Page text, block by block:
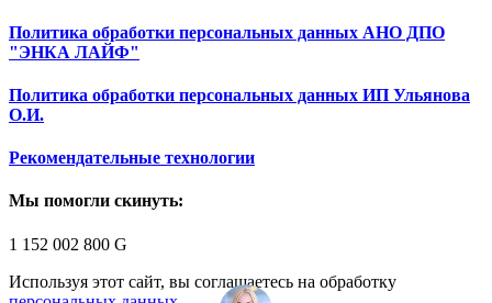
Политика обработки персональных данных АНО ДПО
"ЭНКА ЛАЙФ"
Политика обработки персональных данных ИП Ульянова
О.И.
Рекомендательные технологии
Мы помогли скинуть:
1 152 002 800 G
Используя этот сайт, вы соглашаетесь на обработку